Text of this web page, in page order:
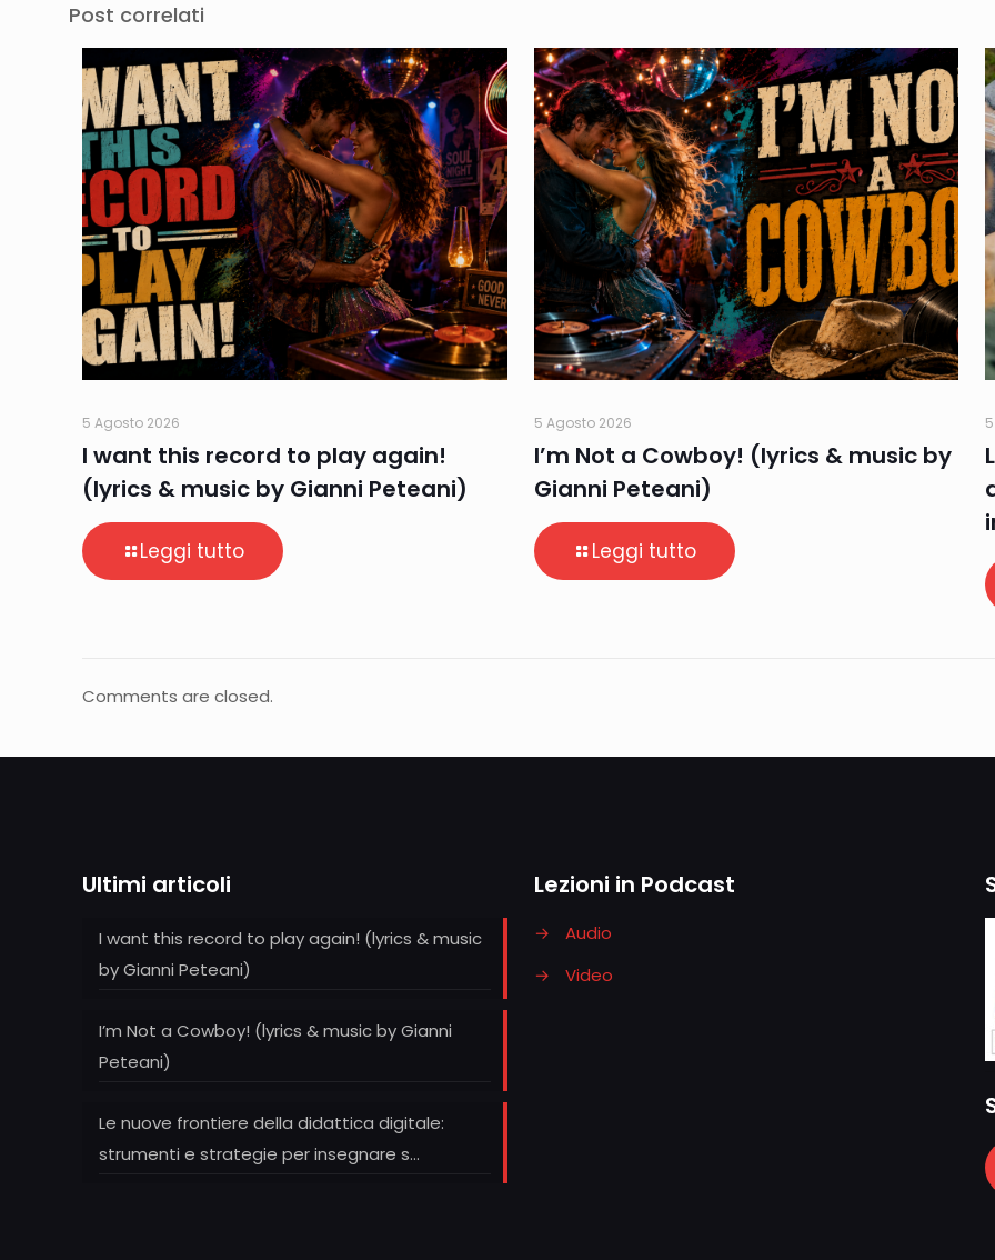
Post correlati
5 Agosto 2026
I want this record to play again!
(lyrics & music by Gianni Peteani)
Leggi tutto
5 Agosto 2026
I’m Not a Cowboy! (lyrics & music by
Gianni Peteani)
Leggi tutto
Comments are closed.
Ultimi articoli
I want this record to play again! (lyrics & music
by Gianni Peteani)
I’m Not a Cowboy! (lyrics & music by Gianni
Peteani)
Le nuove frontiere della didattica digitale:
strumenti e strategie per insegnare s…
Lezioni in Podcast
→
Audio
→
Video